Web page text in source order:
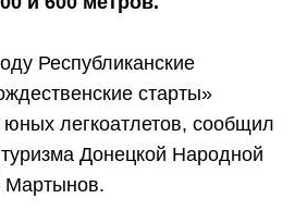
Республиканские
старты»
легкоатлетов, сообщил
Донецкой Народной
Мартынов.